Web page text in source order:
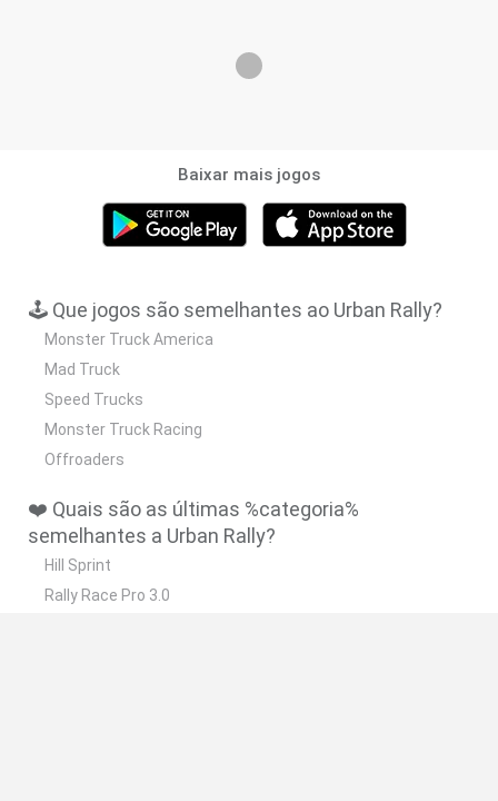
Baixar mais jogos
🕹️ Que jogos são semelhantes ao Urban Rally?
Monster Truck America
Mad Truck
Speed Trucks
Monster Truck Racing
Offroaders
❤️ Quais são as últimas %categoria%
semelhantes a Urban Rally?
Hill Sprint
Rally Race Pro 3.0